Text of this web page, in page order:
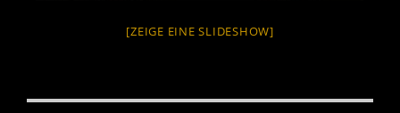
[ZEIGE EINE SLIDESHOW]